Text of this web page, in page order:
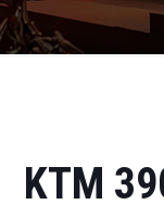
KTM